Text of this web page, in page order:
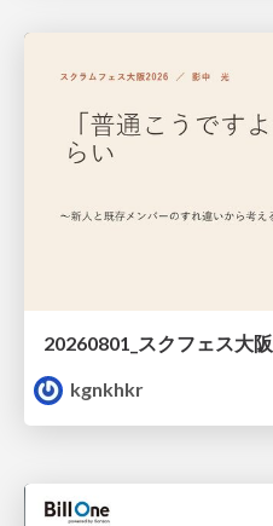
20260801_スクフェス大阪
kgnkhkr